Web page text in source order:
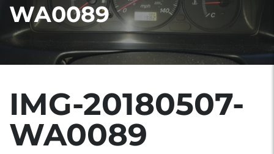
WA0089
IMG-20180507-
WA0089